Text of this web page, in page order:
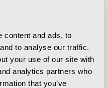
content and ads, to
to analyse our traffic.
your use of our site with
analytics partners who
that you’ve